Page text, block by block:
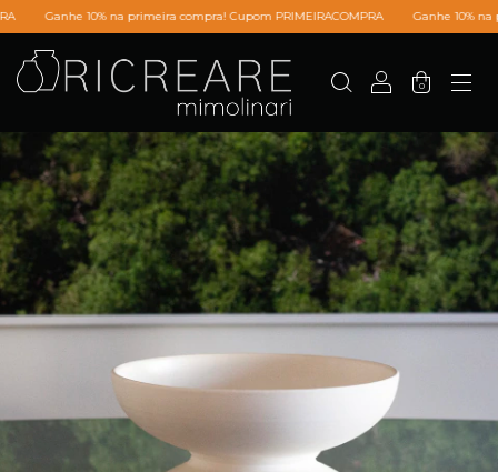
10% na primeira compra! Cupom PRIMEIRACOMPRA Ganhe 10% na primeira
0